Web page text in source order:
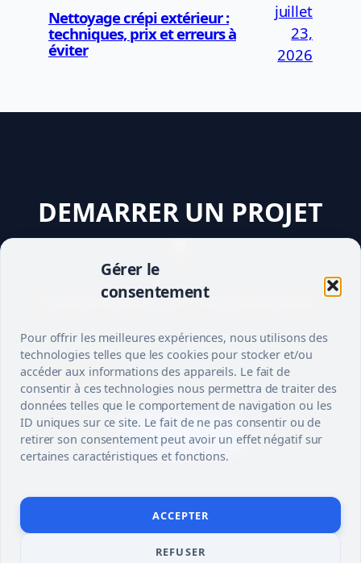
Gérer le
consentement
Pour offrir les meilleures expériences, nous utilisons des
technologies telles que les cookies pour stocker et/ou
accéder aux informations des appareils. Le fait de
consentir à ces technologies nous permettra de traiter des
données telles que le comportement de navigation ou les
ID uniques sur ce site. Le fait de ne pas consentir ou de
retirer son consentement peut avoir un effet négatif sur
certaines caractéristiques et fonctions.
ACCEPTER
REFUSER
Nettoyage crépi extérieur :
techniques, prix et erreurs à
éviter
juillet
23,
2026
DEMARRER UN PROJET
Decrivez votre besoin, trouvez le bon pro.
S’INSCRIRE